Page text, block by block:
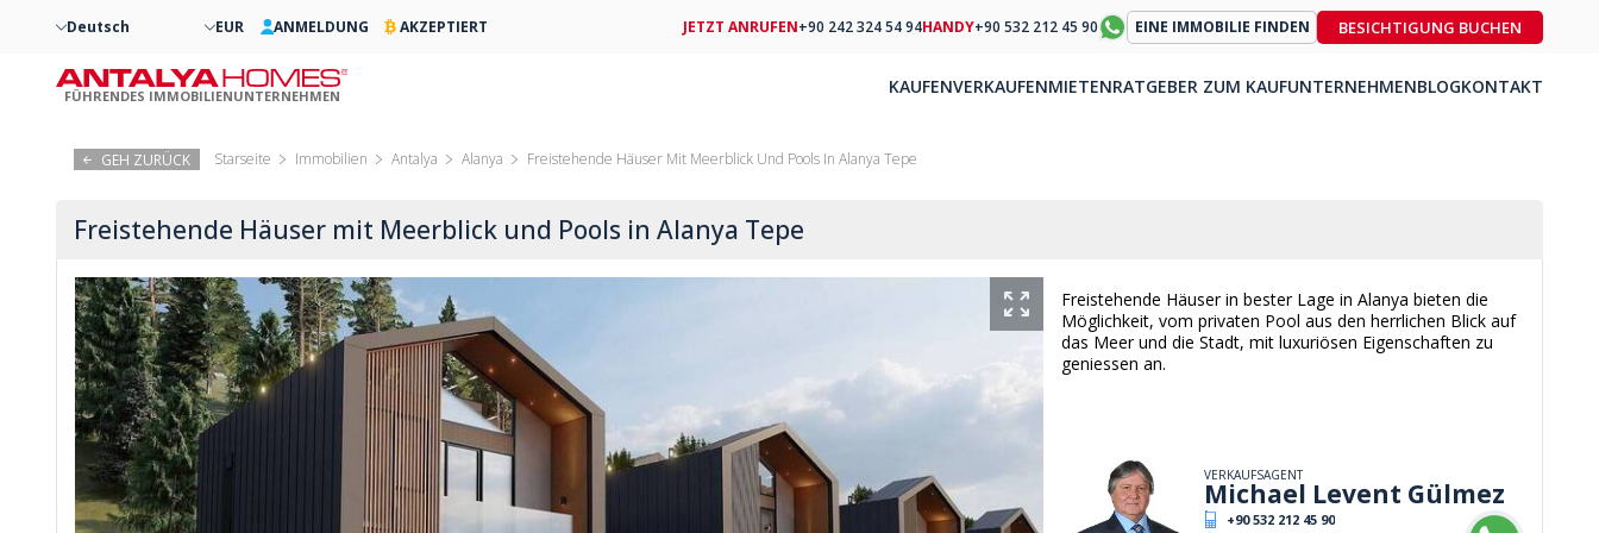
GEH ZURÜCK Starseite Immobilien Antalya Alanya Freistehende Häuser Mit Meerblick Und Pools In Alanya Tepe
Freistehende Häuser mit Meerblick und Pools in Alanya Tepe
Freistehende Häuser in bester Lage in Alanya bieten die
Möglichkeit, vom privaten Pool aus den herrlichen Blick auf
das Meer und die Stadt, mit luxuriösen Eigenschaften zu
geniessen an.
VERKAUFSAGENT
Michael Levent Gülmez
+90 532 212 45 90
Deutsch EUR ANMELDUNG AKZEPTIERT
FÜHRENDES IMMOBILIENUNTERNEHMEN
JETZT ANRUFEN+90 242 324 54 94HANDY+90 532 212 45 90 EINE IMMOBILIE FINDEN BESICHTIGUNG BUCHEN
KAUFENVERKAUFENMIETENRATGEBER ZUM KAUFUNTERNEHMENBLOGKONTAKT